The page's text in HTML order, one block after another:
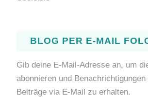
BLOG PER E-MAIL
Gib deine E-Mail-Adresse an, um
abonnieren und Benachrichtigungen
Beiträge via E-Mail zu erhalten.